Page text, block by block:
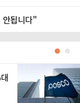
안됩니다"
●